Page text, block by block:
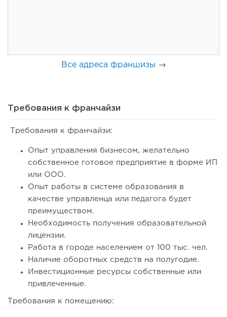
100 0
модели производства...
Все адреса франшизы →
Требования к франчайзи
Требования к франчайзи:
Опыт управления бизнесом, желательно
собственное готовое предприятие в форме ИП
или ООО.
Опыт работы в системе образования в
качестве управленца или педагога будет
преимуществом.
Необходимость получения образовательной
лицензии.
Работа в городе населением от 100 тыс. чел.
Наличие оборотных средств на полугодие.
Инвестиционные ресурсы собственные или
привлеченные.
Требования к помещению: